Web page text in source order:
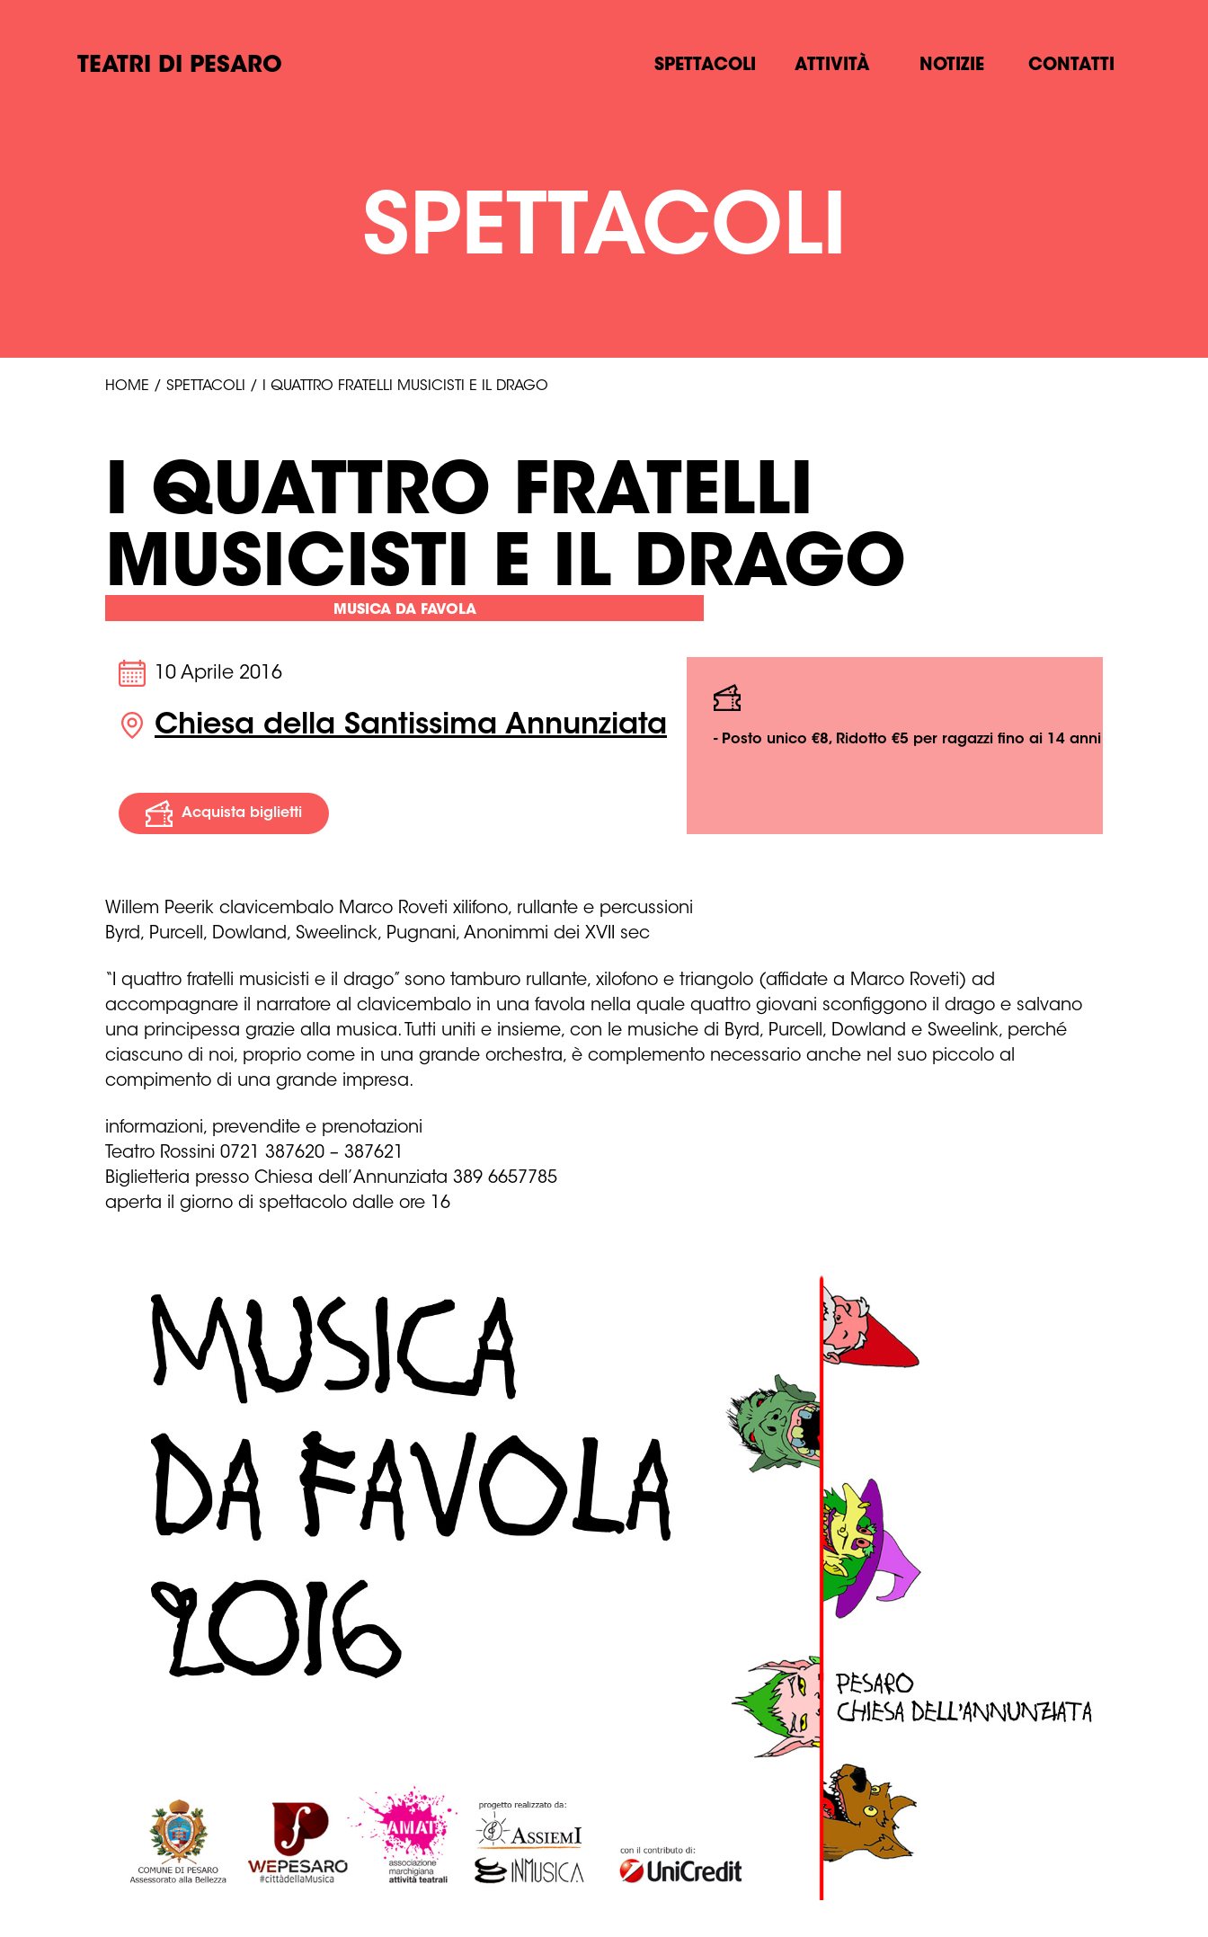
TEATRI DI PESARO SPETTACOLI ATTIVITÀ NOTIZIE CONTATTI
SPETTACOLI
HOME / SPETTACOLI / I QUATTRO FRATELLI MUSICISTI E IL DRAGO
I QUATTRO FRATELLI
MUSICISTI E IL DRAGO
MUSICA DA FAVOLA
10 Aprile 2016
Chiesa della Santissima Annunziata
Acquista biglietti
- Posto unico €8, Ridotto €5 per ragazzi fino ai 14 anni
Willem Peerik clavicembalo Marco Roveti xilifono, rullante e percussioni
Byrd, Purcell, Dowland, Sweelinck, Pugnani, Anonimmi dei XVII sec
“I quattro fratelli musicisti e il drago” sono tamburo rullante, xilofono e triangolo (affidate a Marco Roveti) ad
accompagnare il narratore al clavicembalo in una favola nella quale quattro giovani sconfiggono il drago e salvano
una principessa grazie alla musica. Tutti uniti e insieme, con le musiche di Byrd, Purcell, Dowland e Sweelink, perché
ciascuno di noi, proprio come in una grande orchestra, è complemento necessario anche nel suo piccolo al
compimento di una grande impresa.
informazioni, prevendite e prenotazioni
Teatro Rossini 0721 387620 – 387621
Biglietteria presso Chiesa dell’Annunziata 389 6657785
aperta il giorno di spettacolo dalle ore 16